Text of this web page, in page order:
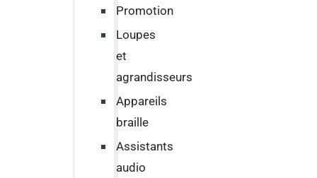
Promotion
Loupes
et
agrandisseurs
Appareils
braille
Assistants
audio